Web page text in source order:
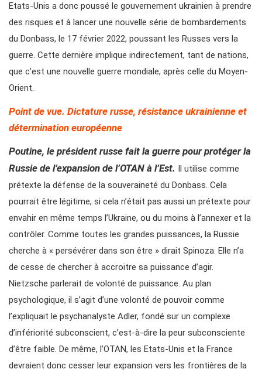
Etats-Unis a donc poussé le gouvernement ukrainien à prendre
des risques et à lancer une nouvelle série de bombardements
du Donbass, le 17 février 2022, poussant les Russes vers la
guerre. Cette dernière implique indirectement, tant de nations,
que c’est une nouvelle guerre mondiale, après celle du Moyen-
Orient.
Point de vue. Dictature russe, résistance ukrainienne et
détermination européenne
Poutine, le président russe fait la guerre pour protéger la
Russie de l’expansion de l’OTAN à l’Est. Il utilise comme
prétexte la défense de la souveraineté du Donbass. Cela
pourrait être légitime, si cela n’était pas aussi un prétexte pour
envahir en même temps l’Ukraine, ou du moins à l’annexer et la
contrôler. Comme toutes les grandes puissances, la Russie
cherche à « persévérer dans son être » dirait Spinoza. Elle n’a
de cesse de chercher à accroitre sa puissance d’agir.
Nietzsche parlerait de volonté de puissance. Au plan
psychologique, il s’agit d’une volonté de pouvoir comme
l’expliquait le psychanalyste Adler, fondé sur un complexe
d’infériorité subconscient, c’est-à-dire la peur subconsciente
d’être faible. De même, l’OTAN, les Etats-Unis et la France
devraient donc cesser leur expansion vers les frontières de la